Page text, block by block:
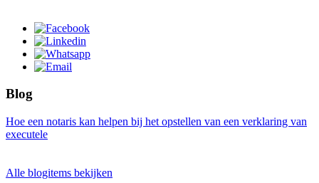
Blog
Hoe een notaris kan helpen bij het opstellen van een verklaring van
executele
Alle blogitems bekijken